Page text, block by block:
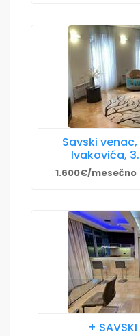
Savski
Ivakovića,
1.600€/mesečno
+ SAVSKI